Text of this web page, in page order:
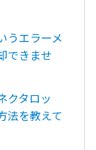
うエラーメ
できませ
クタロッ
法を教えて